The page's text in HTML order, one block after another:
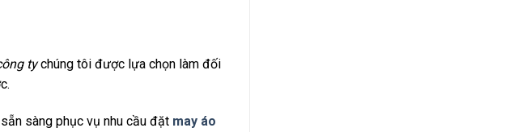
tychúng tôi được lựa chọn làm đối
sàng phục vụ nhu cầu đặt may áo